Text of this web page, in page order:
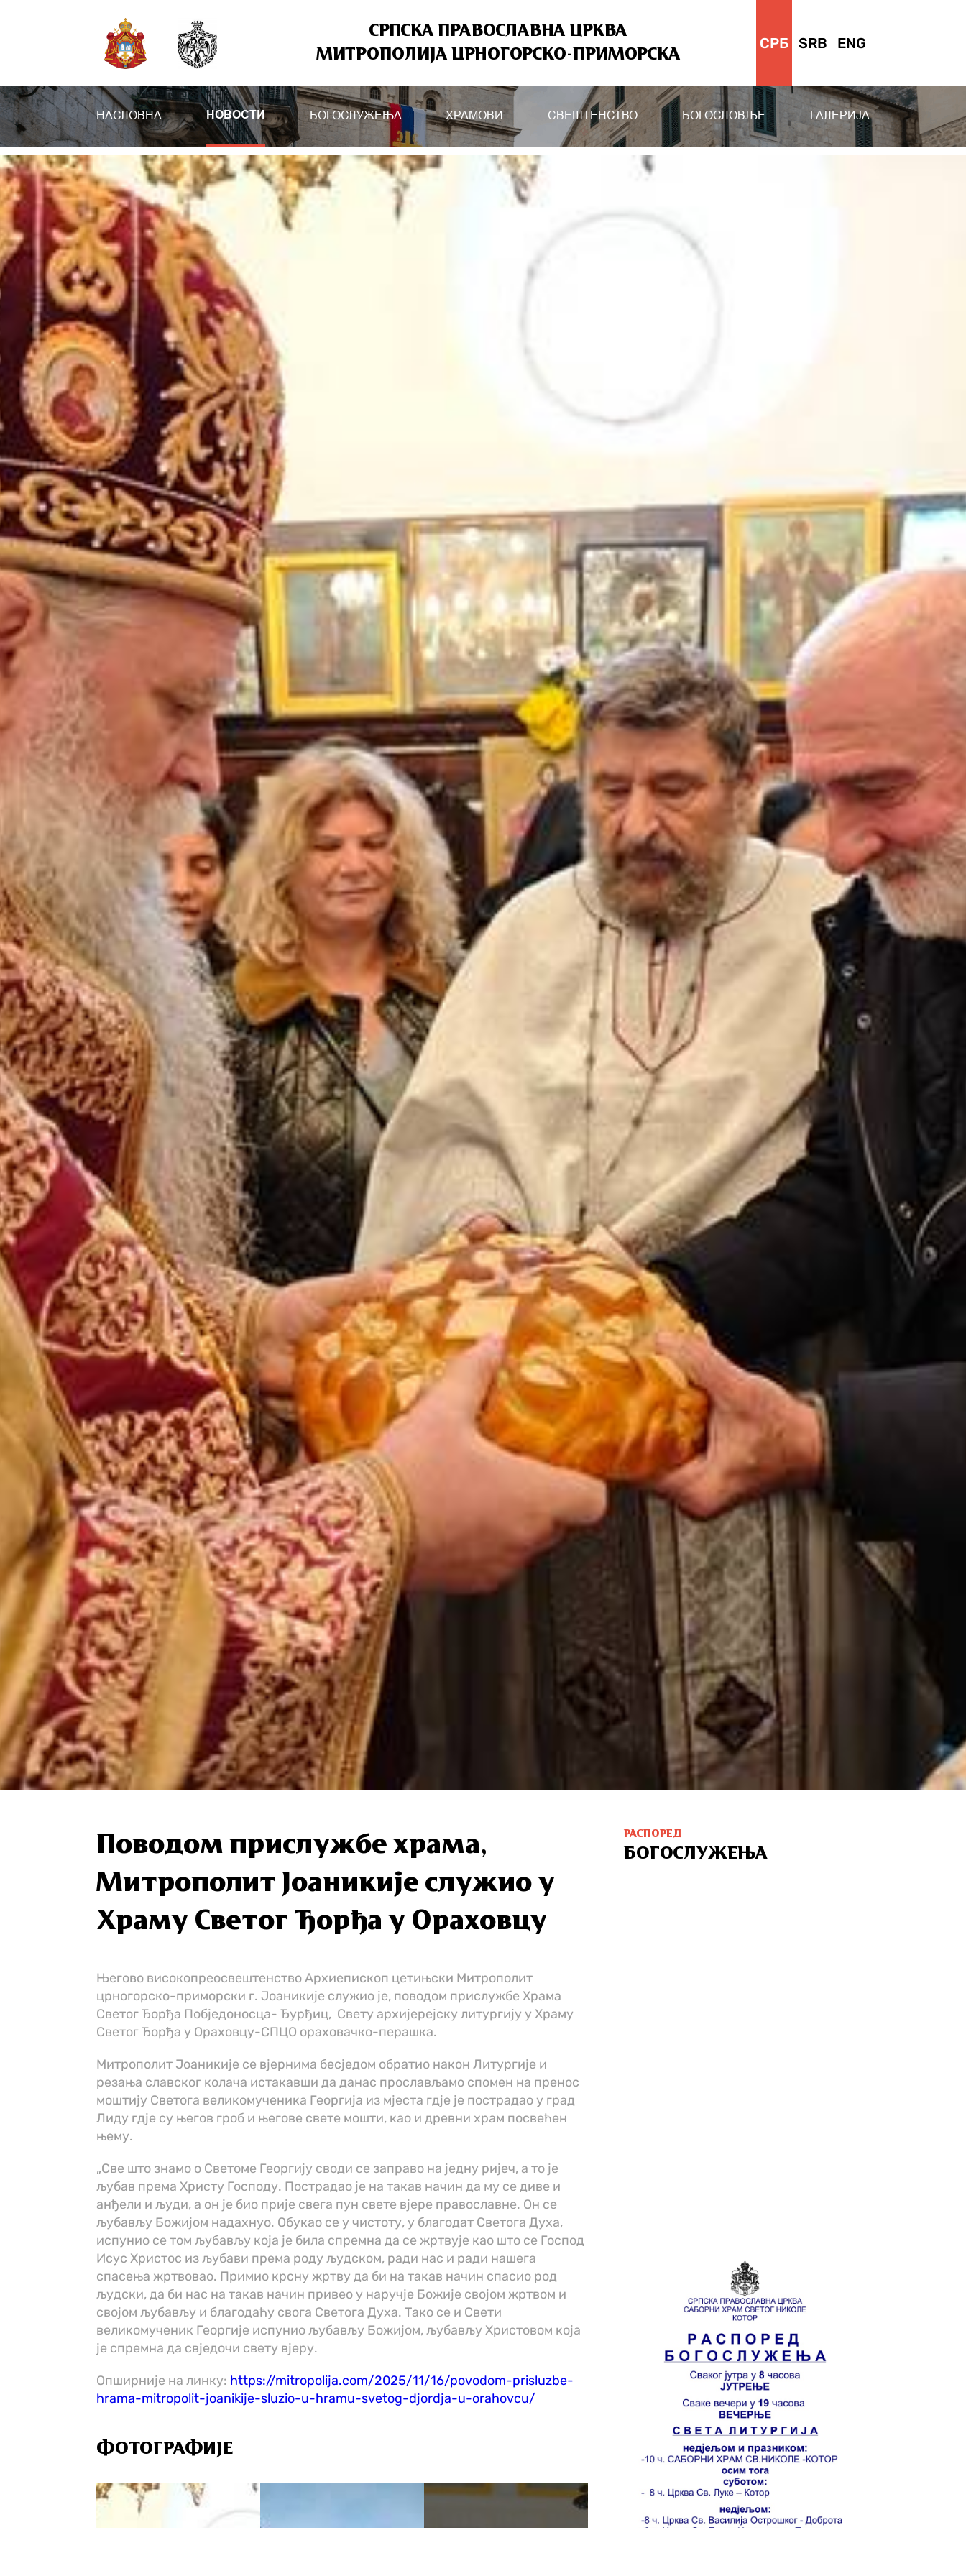
СРПСКА ПРАВОСЛАВНА ЦРКВА
МИТРОПОЛИЈА ЦРНОГОРСКО-ПРИМОРСКА
СРБ SRB ENG
НАСЛОВНА НОВОСТИ БОГОСЛУЖЕЊА ХРАМОВИ СВЕШТЕНСТВО БОГОСЛОВЉЕ ГАЛЕРИЈА
Поводом прислужбе храма,
Митрополит Јоаникије служио у
Храму Светог Ђорђа у Ораховцу
Његово високопреосвештенство Архиепископ цетињски Митрополит
црногорско-приморски г. Јоаникије служио је, поводом прислужбе Храма
Светог Ђорђа Побједоносца- Ђурђиц, Свету архијерејску литургију у Храму
Светог Ђорђа у Ораховцу-СПЦО ораховачко-перашка.
Митрополит Јоаникије се вјернима бесједом обратио након Литургије и
резања славског колача истакавши да данас прослављамо спомен на пренос
моштију Светога великомученика Георгија из мјеста гдје је пострадао у град
Лиду гдје су његов гроб и његове свете мошти, као и древни храм посвећен
њему.
„Све што знамо о Светоме Георгију своди се заправо на једну ријеч, а то је
љубав према Христу Господу. Пострадао је на такав начин да му се диве и
анђели и људи, а он је био прије свега пун свете вјере православне. Он се
љубављу Божијом надахнуо. Обукао се у чистоту, у благодат Светога Духа,
испунио се том љубављу која је била спремна да се жртвује као што се Господ
Исус Христос из љубави према роду људском, ради нас и ради нашега
спасења жртвовао. Примио крсну жртву да би на такав начин спасио род
људски, да би нас на такав начин привео у наручје Божије својом жртвом и
својом љубављу и благодаћу свога Светога Духа. Тако се и Свети
великомученик Георгије испунио љубављу Божијом, љубављу Христовом која
је спремна да свједочи свету вјеру.
Опширније на линку: https://mitropolija.com/2025/11/16/povodom-prisluzbe-
hrama-mitropolit-joanikije-sluzio-u-hramu-svetog-djordja-u-orahovcu/
ФОТОГРАФИЈЕ
РАСПОРЕД
БОГОСЛУЖЕЊА